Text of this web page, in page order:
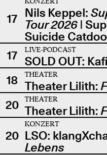
17 Nils Keppel:
Tour 2026|
Suicide
17
LIVE-PODCAST
SOLD OUT:
18
THEATER
Theater Lilith:
20
THEATER
Theater Lilith:
20
KONZERT
LSO:
Lebens